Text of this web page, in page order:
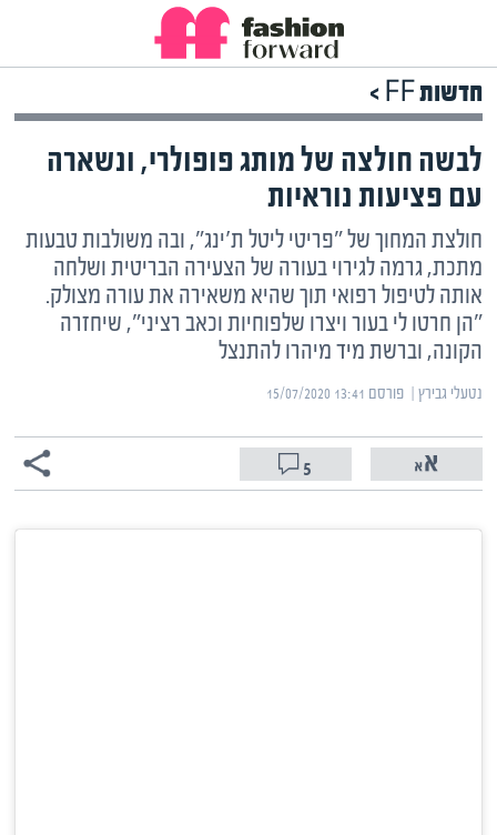
חדשות FF >
לבשה חולצה של מותג פופולרי, ונשארה
עם פציעות נוראיות
חולצת המחוך של "פריטי ליטל ת'ינג", ובה משולבות טבעות
מתכת, גרמה לגירוי בעורה של הצעירה הבריטית ושלחה
אותה לטיפול רפואי תוך שהיא משאירה את עורה מצולק.
"הן חרטו לי בעור ויצרו שלפוחיות וכאב רציני", שיחזרה
הקונה, וברשת מיד מיהרו להתנצל
נטעלי גבירץ | ‏פורסם ‎15/07/2020 13:41
5